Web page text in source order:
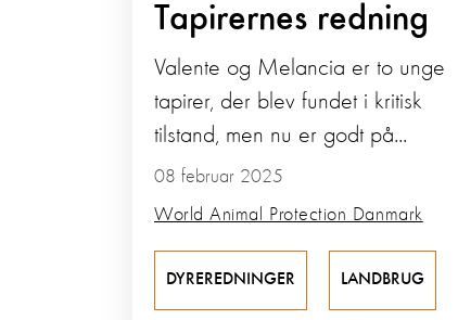
Tapirernes redning
08 februar 2025
World Animal Protection Danmark
Valente og Melancia er to unge
tapirer, der blev fundet i kritisk
tilstand, men nu er godt på...
DYREREDNINGER LANDBRUG